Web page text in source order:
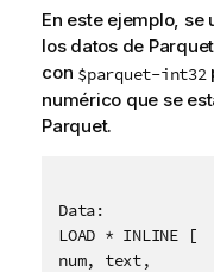
En este ejemplo,
los datos de
con $parquet-int32
numérico que se
Parquet.
Data:
LOAD * INLINE [
num, text,